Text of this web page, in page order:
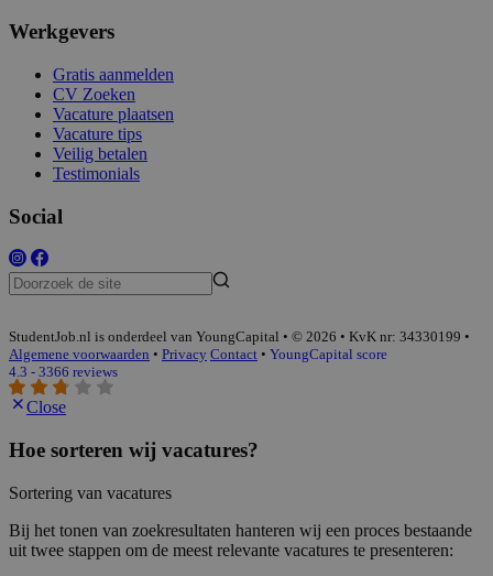
Werkgevers
Gratis aanmelden
CV Zoeken
Vacature plaatsen
Vacature tips
Veilig betalen
Testimonials
Social
StudentJob.nl is onderdeel van YoungCapital • © 2026 • KvK nr: 34330199 •
Algemene voorwaarden • Privacy Contact • YoungCapital score
4.3 - 3366 reviews
Close
Hoe sorteren wij vacatures?
Sortering van vacatures
Bij het tonen van zoekresultaten hanteren wij een proces bestaande
uit twee stappen om de meest relevante vacatures te presenteren: